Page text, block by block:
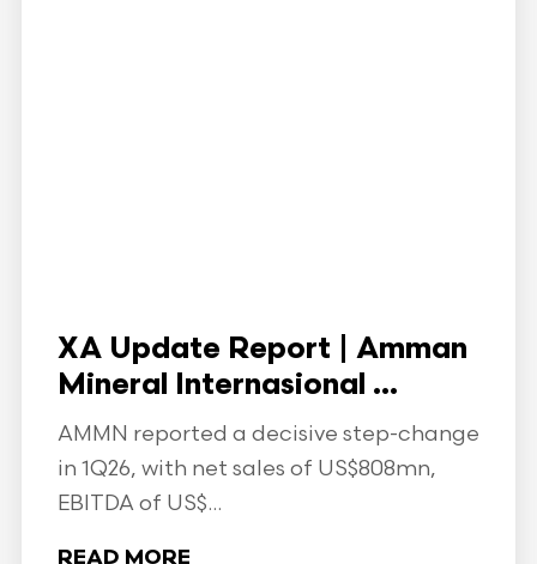
XA Update Report | Amman
Mineral Internasional ...
AMMN reported a decisive step-change
in 1Q26, with net sales of US$808mn,
EBITDA of US$...
READ MORE